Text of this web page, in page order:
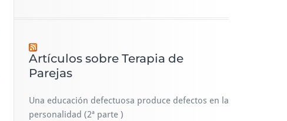
Artículos sobre Terapia de
Parejas
Una educación defectuosa produce defectos en la
personalidad (2ª parte )